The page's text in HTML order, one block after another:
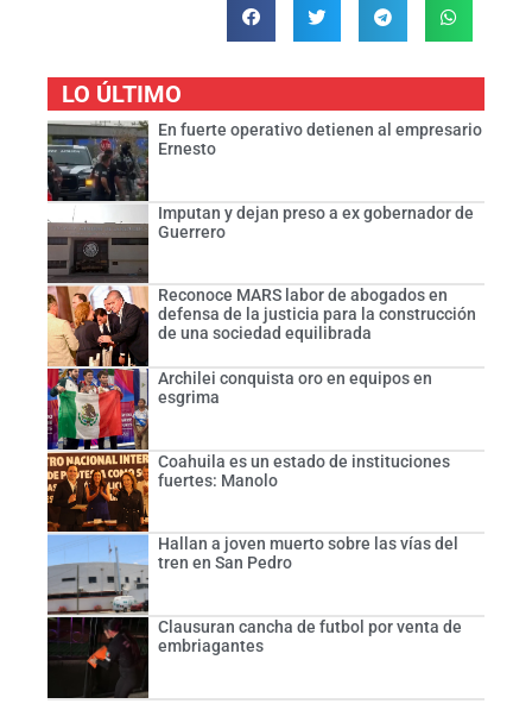
LO ÚLTIMO
En fuerte operativo detienen al empresario
Ernesto
Imputan y dejan preso a ex gobernador de
Guerrero
Reconoce MARS labor de abogados en
defensa de la justicia para la construcción
de una sociedad equilibrada
Archilei conquista oro en equipos en
esgrima
Coahuila es un estado de instituciones
fuertes: Manolo
Hallan a joven muerto sobre las vías del
tren en San Pedro
Clausuran cancha de futbol por venta de
embriagantes